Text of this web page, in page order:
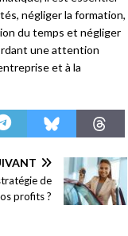
négliger la formation,
du temps et négliger
une attention
et à la
de
profits ?